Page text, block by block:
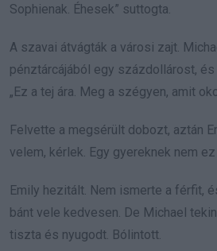
Sophienak. Éhesek” suttogta.
A szavai átvágták a városi zajt.
pénztárcájából egy százdollárost,
„Ez a tej ára. Meg a szégyen, amit
Felvette a megsérült dobozt, aztán
velem, kérlek. Egy gyereknek nem ez
Emily hezitált. Nem ismerte a férfit,
bánt vele kedvesen. De Michael
tiszta és nyugodt. Bólintott.